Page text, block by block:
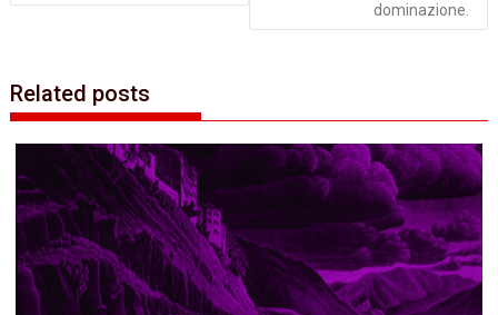
dominazione.
Related posts